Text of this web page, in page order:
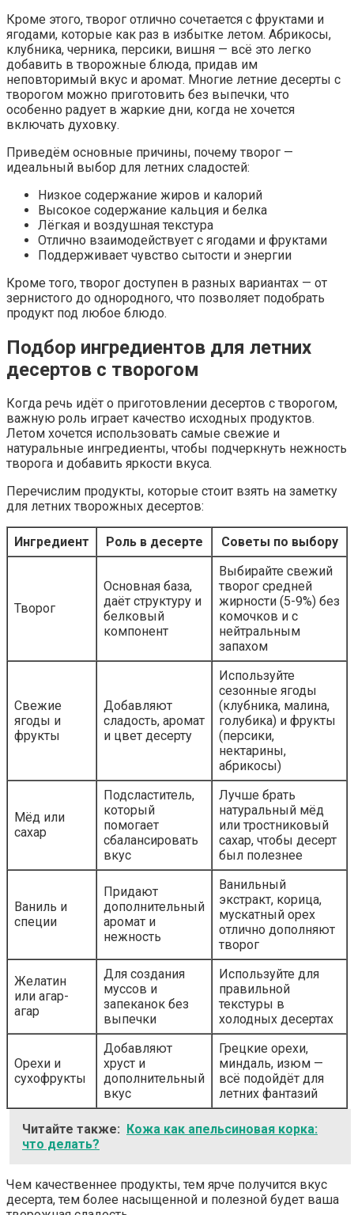
Кроме этого, творог отлично сочетается с фруктами и
ягодами, которые как раз в избытке летом. Абрикосы,
клубника, черника, персики, вишня — всё это легко
добавить в творожные блюда, придав им
неповторимый вкус и аромат. Многие летние десерты с
творогом можно приготовить без выпечки, что
особенно радует в жаркие дни, когда не хочется
включать духовку.
Приведём основные причины, почему творог —
идеальный выбор для летних сладостей:
Низкое содержание жиров и калорий
Высокое содержание кальция и белка
Лёгкая и воздушная текстура
Отлично взаимодействует с ягодами и фруктами
Поддерживает чувство сытости и энергии
Кроме того, творог доступен в разных вариантах — от
зернистого до однородного, что позволяет подобрать
продукт под любое блюдо.
Подбор ингредиентов для летних
десертов с творогом
Когда речь идёт о приготовлении десертов с творогом,
важную роль играет качество исходных продуктов.
Летом хочется использовать самые свежие и
натуральные ингредиенты, чтобы подчеркнуть нежность
творога и добавить яркости вкуса.
Перечислим продукты, которые стоит взять на заметку
для летних творожных десертов:
Ингредиент Роль в десерте Советы по выбору
Творог
Основная база,
даёт структуру и
белковый
компонент
Выбирайте свежий
творог средней
жирности (5-9%) без
комочков и с
нейтральным
запахом
Свежие
ягоды и
фрукты
Добавляют
сладость, аромат
и цвет десерту
Используйте
сезонные ягоды
(клубника, малина,
голубика) и фрукты
(персики,
нектарины,
абрикосы)
Мёд или
сахар
Подсластитель,
который
помогает
сбалансировать
вкус
Лучше брать
натуральный мёд
или тростниковый
сахар, чтобы десерт
был полезнее
Ваниль и
специи
Придают
дополнительный
аромат и
нежность
Ванильный
экстракт, корица,
мускатный орех
отлично дополняют
творог
Желатин
или агар-
агар
Для создания
муссов и
запеканок без
выпечки
Используйте для
правильной
текстуры в
холодных десертах
Орехи и
сухофрукты
Добавляют
хруст и
дополнительный
вкус
Грецкие орехи,
миндаль, изюм —
всё подойдёт для
летних фантазий
Читайте также:
Кожа как апельсиновая корка:
что делать?
Чем качественнее продукты, тем ярче получится вкус
десерта, тем более насыщенной и полезной будет ваша